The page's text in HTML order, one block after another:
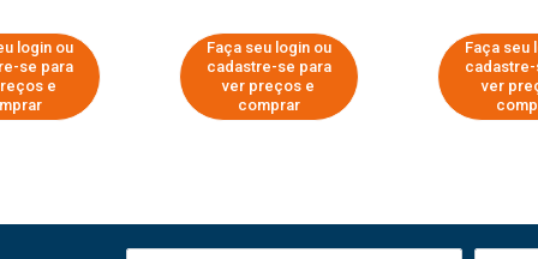
login ou
se para
e
Faça seu login ou
cadastre-se para
ver preços e
comprar
Faça seu
ver